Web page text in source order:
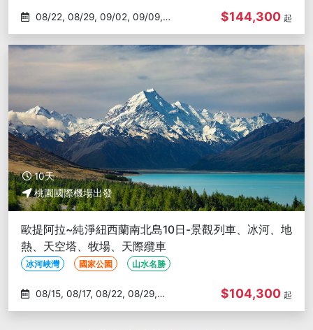
09/23
$144,300 起
10天
桃園國際機場出發
歐提阿拉~純淨紐西蘭南北島10日-景觀列車、冰河、地
熱、天空塔、牧場、天際纜車
冰河峽灣 國家公園 山水名勝
08/31
$104,300 起